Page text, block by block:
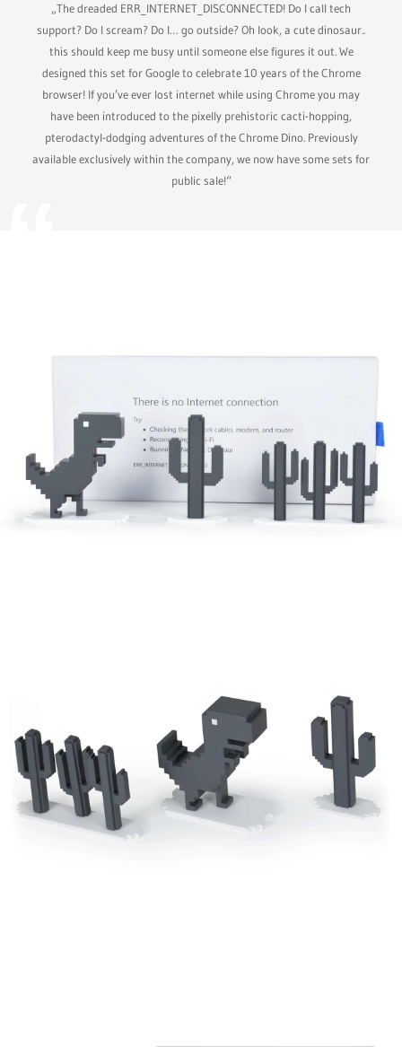
„The dreaded ERR_INTERNET_DISCONNECTED! Do I call tech
support? Do I scream? Do I… go outside? Oh look, a cute dinosaur..
this should keep me busy until someone else figures it out. We
designed this set for Google to celebrate 10 years of the Chrome
browser! If you’ve ever lost internet while using Chrome you may
have been introduced to the pixelly prehistoric cacti-hopping,
pterodactyl-dodging adventures of the Chrome Dino. Previously
available exclusively within the company, we now have some sets for
public sale!“